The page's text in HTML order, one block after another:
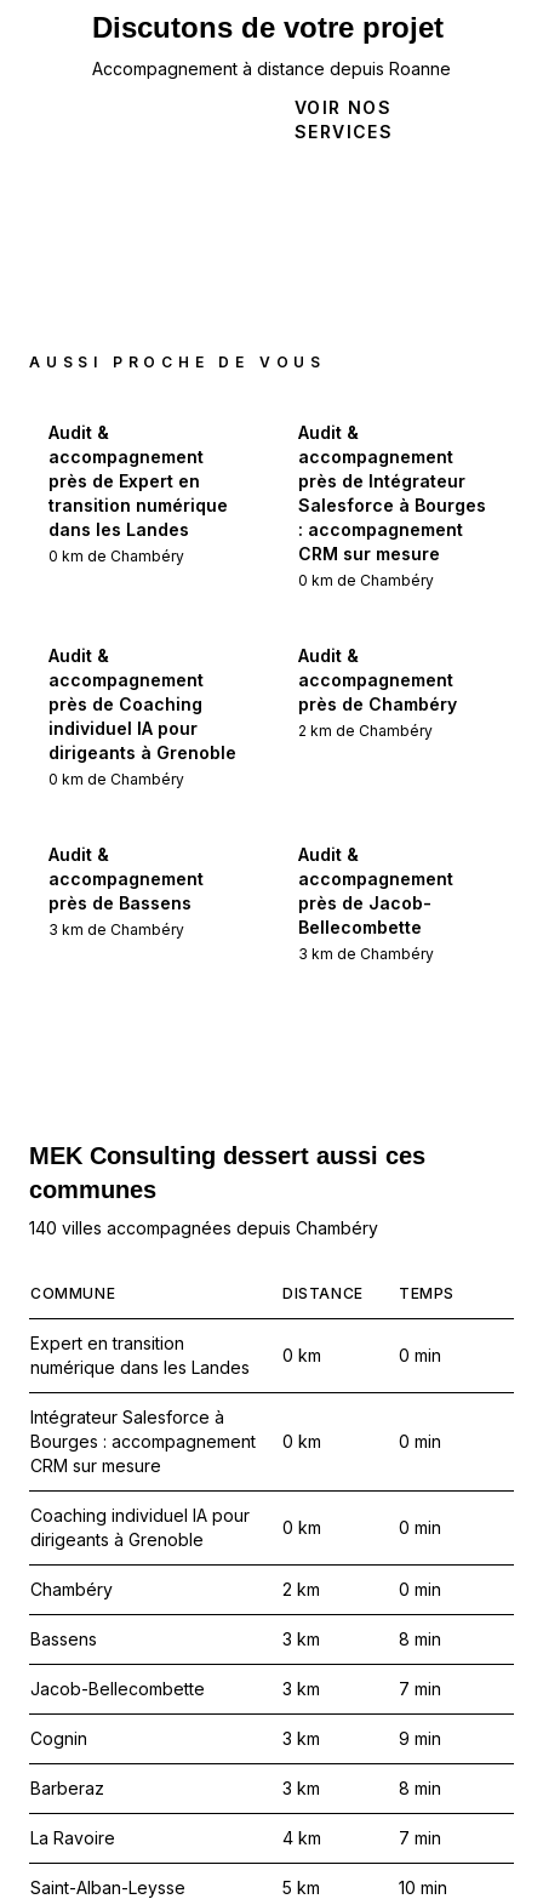
Discutons de votre projet
Accompagnement à distance depuis Roanne
VOIR NOS
SERVICES
AUSSI PROCHE DE VOUS
Audit &
accompagnement
près de Expert en
transition numérique
dans les Landes
0 km de Chambéry
Audit &
accompagnement
près de Intégrateur
Salesforce à Bourges
: accompagnement
CRM sur mesure
0 km de Chambéry
Audit &
accompagnement
près de Coaching
individuel IA pour
dirigeants à Grenoble
0 km de Chambéry
Audit &
accompagnement
près de Chambéry
2 km de Chambéry
Audit &
accompagnement
près de Bassens
3 km de Chambéry
Audit &
accompagnement
près de Jacob-
Bellecombette
3 km de Chambéry
MEK Consulting dessert aussi ces
communes
140 villes accompagnées depuis Chambéry
COMMUNE DISTANCE TEMPS
Expert en transition
numérique dans les Landes
0 km 0 min
Intégrateur Salesforce à
Bourges : accompagnement
CRM sur mesure
0 km 0 min
Coaching individuel IA pour
dirigeants à Grenoble
0 km 0 min
Chambéry 2 km 0 min
Bassens 3 km 8 min
Jacob-Bellecombette 3 km 7 min
Cognin 3 km 9 min
Barberaz 3 km 8 min
La Ravoire 4 km 7 min
Saint-Alban-Leysse 5 km 10 min